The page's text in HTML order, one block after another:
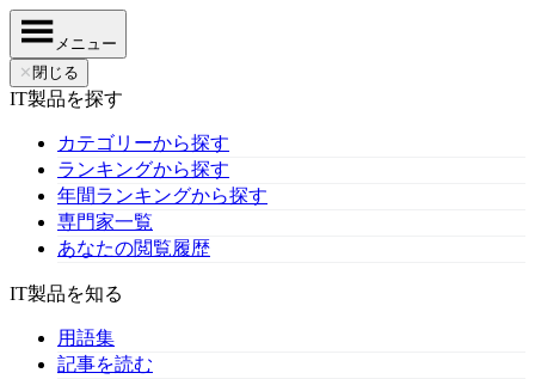
メニュー
✕ 閉じる
IT製品を探す
カテゴリーから探す
ランキングから探す
年間ランキングから探す
専門家一覧
あなたの閲覧履歴
IT製品を知る
用語集
記事を読む